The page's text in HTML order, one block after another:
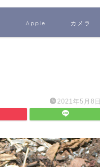
Apple カメラ
2021年5月8日